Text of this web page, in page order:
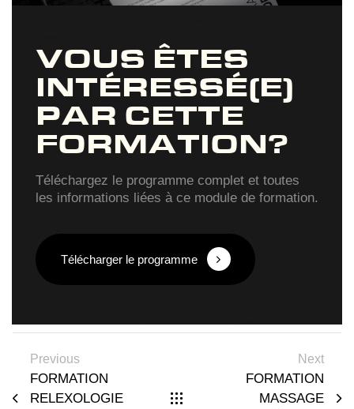
VOUS ÊTES
INTÉRESSÉ(E)
PAR CETTE
FORMATION?
Téléchargez le programme complet et toutes
les informations liées à ce module de formation.
Télécharger le programme
Previous
FORMATION
RELEXOLOGIE
Next
FORMATION
MASSAGE